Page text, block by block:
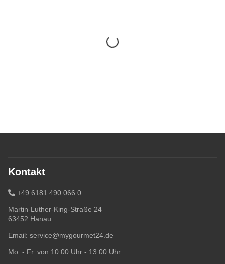
Kontakt
+49 6181 490 066 0
Martin-Luther-King-Straße 24
63452 Hanau
Email: service@mygourmet24.de
Mo. - Fr. von 10:00 Uhr - 13:00 Uhr